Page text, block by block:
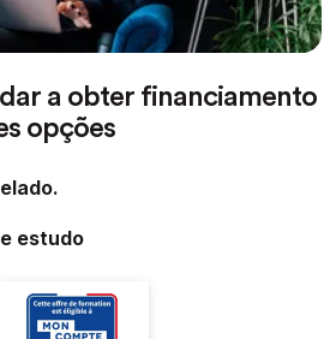
a obter financiamento
opções
estudo